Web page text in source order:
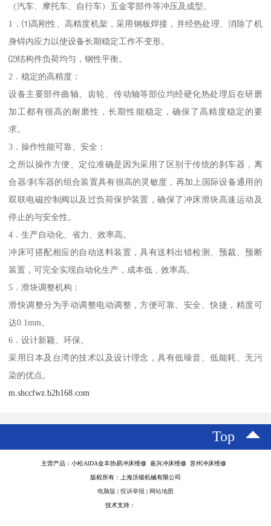
（汽车、摩托车、自行车）五金零部件等冲压及成型。
1．⑴高刚性、高精度机架，采用钢板焊接，并经热处理、消除了机
身锝内应力以使设备长期稳定工作不变形。
⑵结构件负荷均匀，钢性平衡。
2．稳定的高精度：
设备主要部件曲轴、齿轮、传动轴等部位均经硬化热处理后在研磨
加工都有很高的耐磨性，长期性能稳定，确保了高精度稳定的要
求。
3．操作性能可靠、安全：
之所以操作方便、定位准确是因为采用了区别于传统的刹车器，离
合器/刹车器的组合装置具有很高的灵敏度，再加上国际设备通用的
双联电磁控制阀以及过负荷保护装置，确保了冲床滑块高速运动及
停止的与安全性。
4．生产自动化、省力、效率高。
冲床可搭配相应的自动送料装置，具有送料出错检测、预裁、预断
装置，可完全实现自动化生产，成本低，效率高。
5．滑块调整机构：
滑快调整分为手动调整电动调整，方便可靠、安全、快捷，精度可
达0.1mm。
6．设计新颖、环保。
采用日本及台湾的技术以及设计理念，具有低噪音、低能耗、无污
染的优点。
m.shccfwz.b2b168.com
Top
主营产品：小松AlDA金丰协易冲床维修 嘉兴冲床维修 苏州冲床维修
版权所有：上海沃锻机械有限公司
电脑版 | 投诉举报 | 网站地图
技术支持：